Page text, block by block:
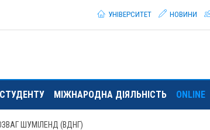
УНІВЕРСИТЕТ
НОВИНИ
СТУДЕНТУ МІЖНАРОДНА ДІЯЛЬНІСТЬ ONLINE
ШУМІЛЕНД (ВДНГ)